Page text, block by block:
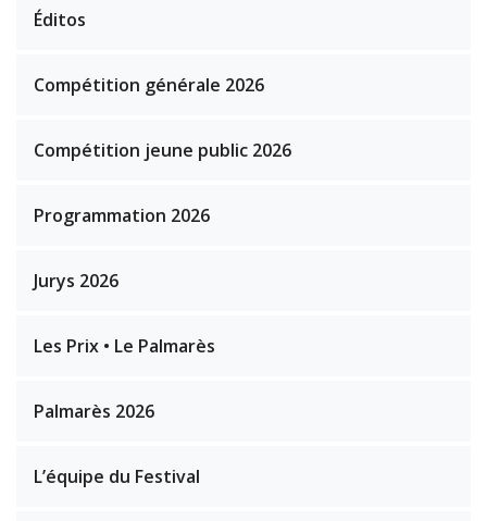
Éditos
Compétition générale 2026
Compétition jeune public 2026
Programmation 2026
Jurys 2026
Les Prix • Le Palmarès
Palmarès 2026
L’équipe du Festival